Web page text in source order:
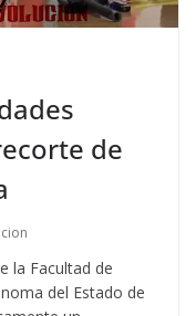
de
la Facultad de
del Estado de